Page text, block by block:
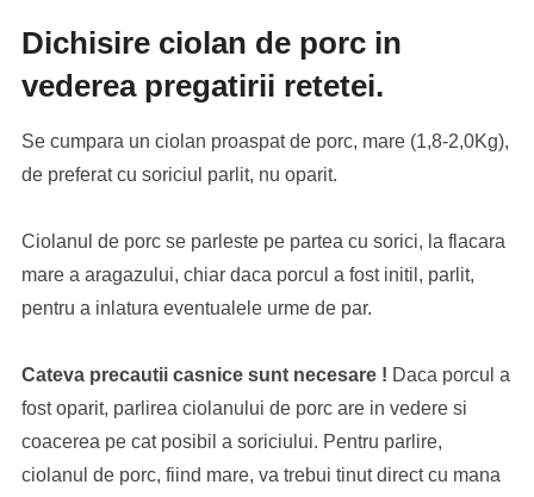
Dichisire ciolan de porc in
vederea pregatirii retetei.
Se cumpara un ciolan proaspat de porc, mare (1,8-2,0Kg),
de preferat cu soriciul parlit, nu oparit.
Ciolanul de porc se parleste pe partea cu sorici, la flacara
mare a aragazului, chiar daca porcul a fost initil, parlit,
pentru a inlatura eventualele urme de par.
Cateva precautii casnice sunt necesare ! Daca porcul a
fost oparit, parlirea ciolanului de porc are in vedere si
coacerea pe cat posibil a soriciului. Pentru parlire,
ciolanul de porc, fiind mare, va trebui tinut direct cu mana